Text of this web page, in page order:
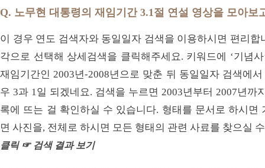
Q. 노무현 대통령의 재임기간 3.1절 연설 영상을 모아보
이 경우 연도 검색자와 동일일자 검색을 이용하시면 편리
각으로 선택해 상세검색을 클릭해주세요. 키워드에 ‘기념
재임기간인 2003년-2008년으로 맞춘 뒤 동일일자 검색에
우 3과 1일 되겠네요. 검색을 누르면 2003년부터 2007년까
록에 뜨는 걸 확인하실 수 있습니다. 형태를 문서로 하시면
면 사진을, 전체로 하시면 모든 형태의 관련 사료를 찾으실
클릭 ☞ 검색 결과 보기